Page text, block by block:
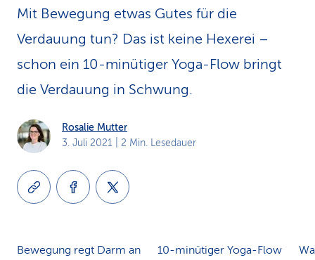
e
-
L
Mit Bewegung etwas Gutes für die
Verdauung tun? Das ist keine Hexerei –
schon ein 10-minütiger Yoga-Flow bringt
die Verdauung in Schwung.
Rosalie Mutter
3. Juli 2021 | 2 Min. Lesedauer
Bewegung regt Darm an 10-minütiger Yoga-Flow